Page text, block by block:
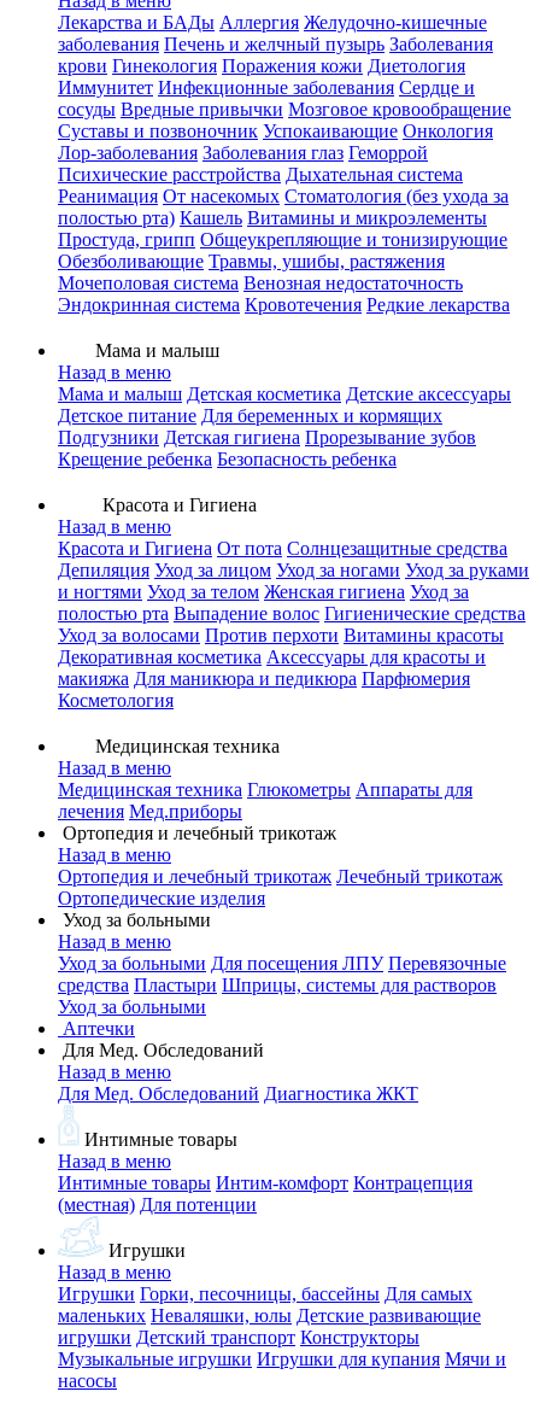
Лекарства и БАДы Аллергия Желудочно-кишечные
заболевания Печень и желчный пузырь Заболевания
крови Гинекология Поражения кожи Диетология
Иммунитет Инфекционные заболевания Сердце и
сосуды Вредные привычки Мозговое кровообращение
Суставы и позвоночник Успокаивающие Онкология
Лор-заболевания Заболевания глаз Геморрой
Психические расстройства Дыхательная система
Реанимация От насекомых Стоматология (без ухода за
полостью рта) Кашель Витамины и микроэлементы
Простуда, грипп Общеукрепляющие и тонизирующие
Обезболивающие Травмы, ушибы, растяжения
Мочеполовая система Венозная недостаточность
Эндокринная система Кровотечения Редкие лекарства
Мама и малыш
Назад в меню
Мама и малыш Детская косметика Детские аксессуары
Детское питание Для беременных и кормящих
Подгузники Детская гигиена Прорезывание зубов
Крещение ребенка Безопасность ребенка
Красота и Гигиена
Назад в меню
Красота и Гигиена От пота Солнцезащитные средства
Депиляция Уход за лицом Уход за ногами Уход за руками
и ногтями Уход за телом Женская гигиена Уход за
полостью рта Выпадение волос Гигиенические средства
Уход за волосами Против перхоти Витамины красоты
Декоративная косметика Аксессуары для красоты и
макияжа Для маникюра и педикюра Парфюмерия
Косметология
Медицинская техника
Назад в меню
Медицинская техника Глюкометры Аппараты для
лечения Мед.приборы
Ортопедия и лечебный трикотаж
Назад в меню
Ортопедия и лечебный трикотаж Лечебный трикотаж
Ортопедические изделия
Уход за больными
Назад в меню
Уход за больными Для посещения ЛПУ Перевязочные
средства Пластыри Шприцы, системы для растворов
Уход за больными
Аптечки
Для Мед. Обследований
Назад в меню
Для Мед. Обследований Диагностика ЖКТ
Интимные товары
Назад в меню
Интимные товары Интим-комфорт Контрацепция
(местная) Для потенции
Игрушки
Назад в меню
Игрушки Горки, песочницы, бассейны Для самых
маленьких Неваляшки, юлы Детские развивающие
игрушки Детский транспорт Конструкторы
Музыкальные игрушки Игрушки для купания Мячи и
насосы